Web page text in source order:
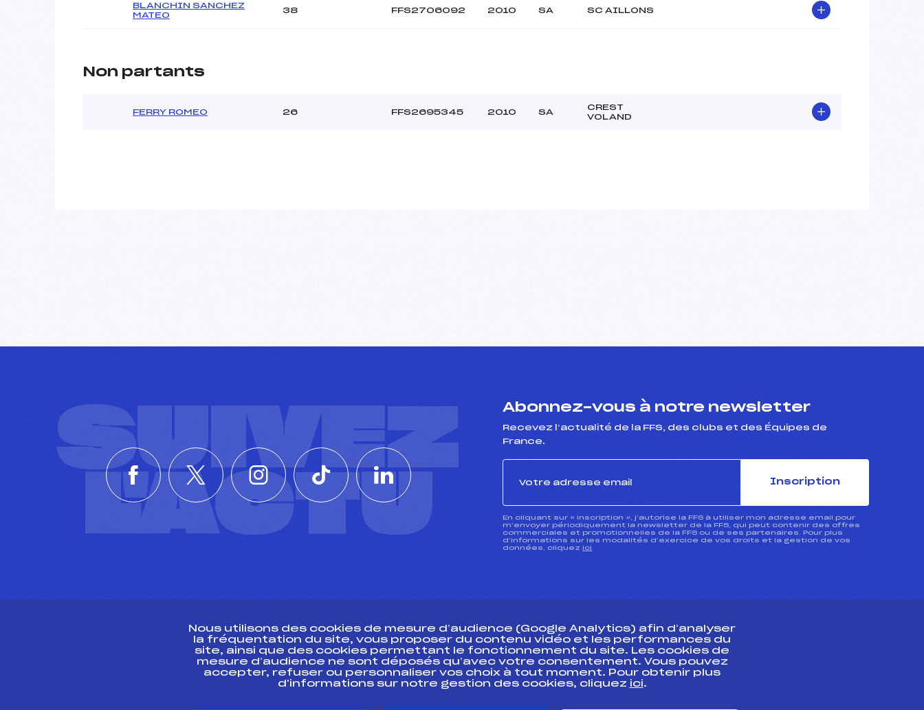
BLANCHIN SANCHEZ
MATEO
38 FFS2706092 2010 SA SC AILLONS
Non partants
FERRY ROMEO 26 FFS2695345 2010 SA
CREST
VOLAND
SUIVEZ
L'ACTU
Abonnez-vous à notre newsletter
Recevez l’actualité de la FFS, des clubs et des Équipes de
France.
Inscription
En cliquant sur « inscription », j’autorise la FFS à utiliser mon adresse email pour
m’envoyer périodiquement la newsletter de la FFS, qui peut contenir des offres
commerciales et promotionnelles de la FFS ou de ses partenaires. Pour plus
d’informations sur les modalités d’exercice de vos droits et la gestion de vos
données, cliquez ici
Ressources
Pass’Neige
Projet sportif fédéral
Pôle vie de l’athlète
Enseignement professionnel
Nous utilisons des cookies de mesure d’audience (Google Analytics) afin d’analyser
la fréquentation du site, vous proposer du contenu vidéo et les performances du
site, ainsi que des cookies permettant le fonctionnement du site. Les cookies de
mesure d’audience ne sont déposés qu’avec votre consentement. Vous pouvez
accepter, refuser ou personnaliser vos choix à tout moment. Pour obtenir plus
d'informations sur notre gestion des cookies, cliquez ici.